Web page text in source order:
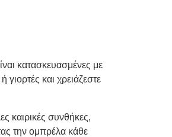
κατασκευασμένες με
και χρειάζεστε
καιρικές συνθήκες,
την ομπρέλα κάθε